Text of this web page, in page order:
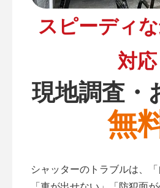
スピーディ
対応
現地調査・
無
シャッターのトラブルは、「